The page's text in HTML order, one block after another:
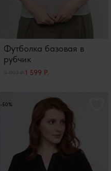
Футболка базовая в
рубчик
1 599 Р.
-50%